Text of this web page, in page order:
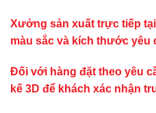
Xưởng sản xuất trực tiếp
màu sắc và kích thước yêu
Đối với hàng đặt theo yêu
kế 3D để khách xác nhận